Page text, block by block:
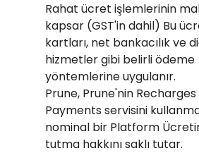
Rahat ücret işlemlerinin
kapsar (GST'in dahil) Bu
kartları, net bankacılık ve
hizmetler gibi belirli ödeme
yöntemlerine uygulanır.
Prune, Prune'nin Recharges
Payments servisini
nominal bir Platform
tutma hakkını saklı tutar.